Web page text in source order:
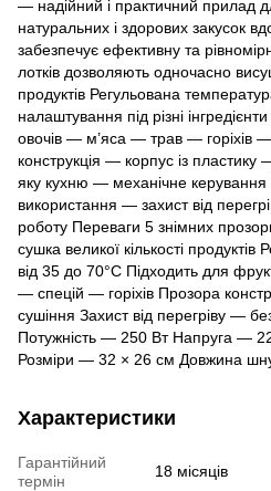
— надійний і практичний прилад
натуральних і здорових закусок
забезпечує ефективну та
лотків дозволяють одночасно
продуктів Регульована
налаштування під різні
овочів — м’яса — трав — горіхів
конструкція — корпус із пластику
яку кухню — механічне керування
використання — захист від
роботу Переваги 5 знімних
сушка великої кількості
від 35 до 70°C Підходить для
— спецій — горіхів Прозора
сушіння Захист від перегріву —
Потужність — 250 Вт Напруга —
Розміри — 32 × 26 см Довжина
Характеристики
Гарантійний
термін
18 місяців